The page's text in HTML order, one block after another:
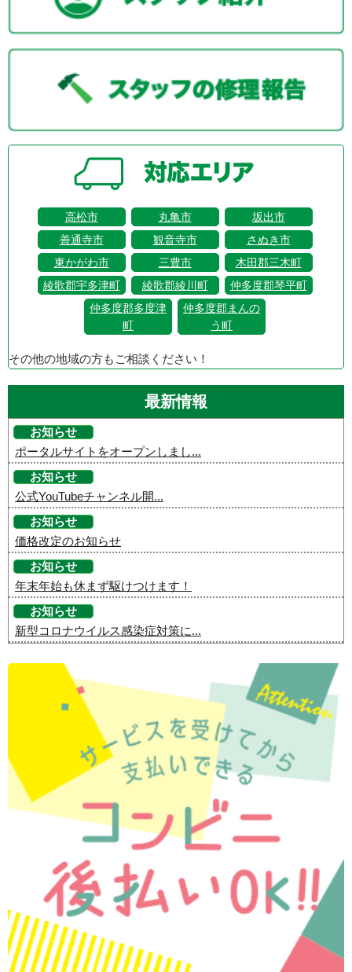
高松市 丸亀市
坂出市
善通寺市
観音寺市
さぬき市
東かがわ市
三豊市
木田郡三木町
綾歌郡宇多津町
綾歌郡綾川町
仲多度郡琴平町
仲多度郡多度津
町
仲多度郡まんの
う町
その他の地域の方もご相談ください！
最新情報
お知らせ
ポータルサイトをオープンしまし...
お知らせ
公式YouTubeチャンネル開...
お知らせ
価格改定のお知らせ
お知らせ
年末年始も休まず駆けつけます！
お知らせ
新型コロナウイルス感染症対策に...